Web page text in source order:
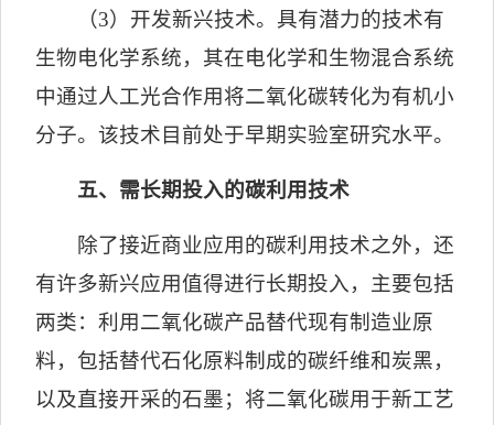
（3）开发新兴技术。具有潜力的技术有
生物电化学系统，其在电化学和生物混合系统
中通过人工光合作用将二氧化碳转化为有机小
分子。该技术目前处于早期实验室研究水平。
五、需长期投入的碳利用技术
除了接近商业应用的碳利用技术之外，还
有许多新兴应用值得进行长期投入，主要包括
两类：利用二氧化碳产品替代现有制造业原
料，包括替代石化原料制成的碳纤维和炭黑，
以及直接开采的石墨；将二氧化碳用于新工艺